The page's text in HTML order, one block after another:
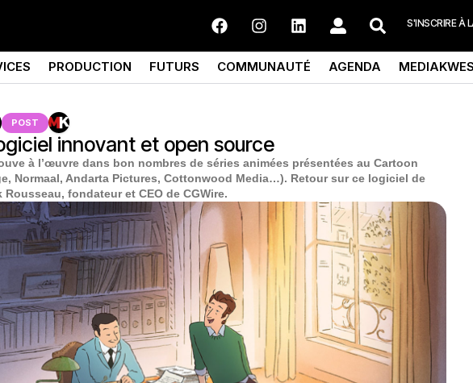
S'INSCRIRE À
PRODUCTION FUTURS COMMUNAUTÉ AGENDA
POST
innovant et open source
à l’œuvre dans bon nombres de séries animées présentées au Cartoon
Normaal, Andarta Pictures, Cottonwood Media…). Retour sur ce logiciel de
fondateur et CEO de CGWire.